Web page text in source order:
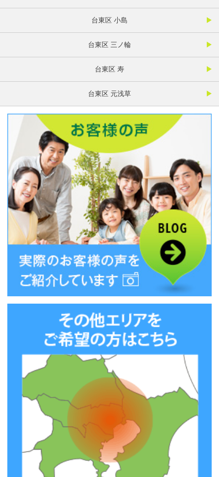
台東区 小島
台東区 三ノ輪
台東区 寿
台東区 元浅草